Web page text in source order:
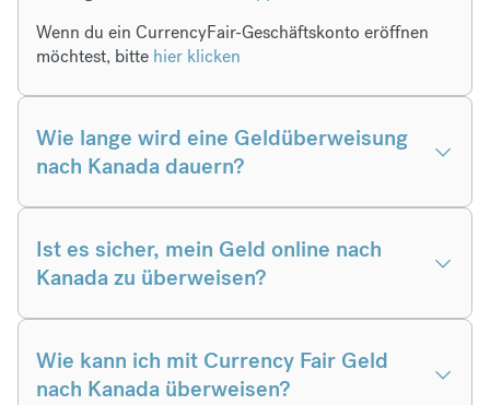
Wenn du ein CurrencyFair-Geschäftskonto eröffnen
möchtest, bitte hier klicken
Wie lange wird eine Geldüberweisung
nach Kanada dauern?
Ist es sicher, mein Geld online nach
Kanada zu überweisen?
Wie kann ich mit Currency Fair Geld
nach Kanada überweisen?